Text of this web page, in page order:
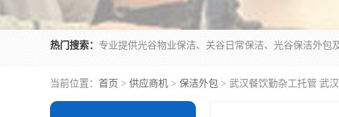
热门搜索：
当前位置： 首页 > 供应商机 > 保洁外包 > 武汉餐饮勤杂工托管 武